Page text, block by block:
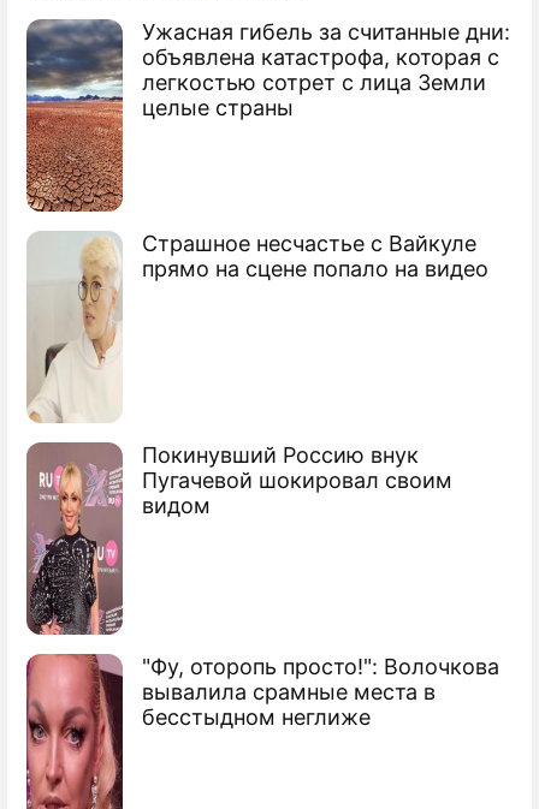
Ужасная гибель за считанные дни:
объявлена катастрофа, которая с
легкостью сотрет с лица Земли
целые страны
Страшное несчастье с Вайкуле
прямо на сцене попало на видео
Покинувший Россию внук
Пугачевой шокировал своим
видом
"Фу, оторопь просто!": Волочкова
вывалила срамные места в
бесстыдном неглиже
По теме
Кабмин Латвии лишился шести
министров
Саакашвили помиловал лауреата
"Юрмалы"
В Юрмале расстрелян Porsche Cayenne